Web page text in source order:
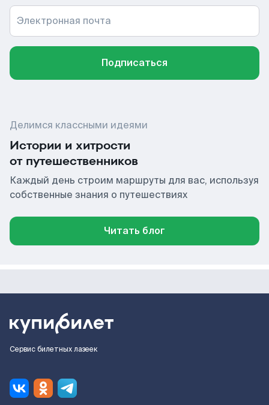
Электронная почта
Подписаться
Делимся классными идеями
Истории и хитрости
от путешественников
Каждый день строим маршруты для вас, используя
собственные знания о путешествиях
Читать блог
Сервис билетных лазеек